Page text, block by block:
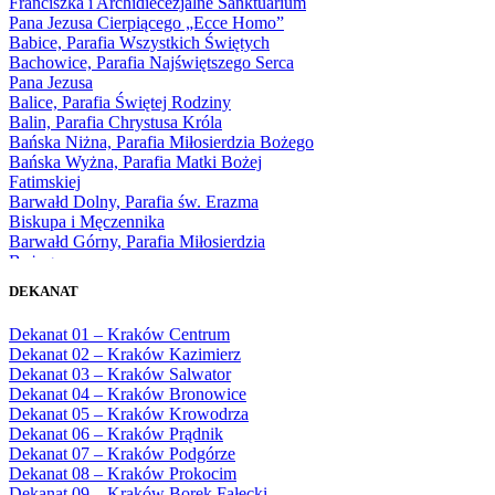
1969
1970
1971
1972
1973
1974
1975
1976
1977
1978
1979
1980
1981
1983
1985
1986
1987
1988
1989
1990
1991
1992
1993
Pana Jezusa Cierpiącego „Ecce Homo”
Babice, Parafia Wszystkich Świętych
Bachowice, Parafia Najświętszego Serca
Pana Jezusa
Balice, Parafia Świętej Rodziny
Balin, Parafia Chrystusa Króla
Bańska Niżna, Parafia Miłosierdzia Bożego
Bańska Wyżna, Parafia Matki Bożej
Fatimskiej
Barwałd Dolny, Parafia św. Erazma
Biskupa i Męczennika
Barwałd Górny, Parafia Miłosierdzia
Bożego
Bęczarka, Parafia Matki Boskiej
Będkowice, Parafia Najświętszej Maryi
Panny Królowej
Białka Górna, Parafia Matki Bożej
Królowej Rodzin
Białka Tatrzańska, Parafia Świętych
Apostołów Szymona i Judy Tadeusza
Biały Dunajec, Parafia Matki Bożej
Królowej Aniołów
DEKANAT
Dekanat 01 – Kraków Centrum
Dekanat 02 – Kraków Kazimierz
Dekanat 03 – Kraków Salwator
Dekanat 04 – Kraków Bronowice
Dekanat 05 – Kraków Krowodrza
Dekanat 06 – Kraków Prądnik
Dekanat 07 – Kraków Podgórze
Dekanat 08 – Kraków Prokocim